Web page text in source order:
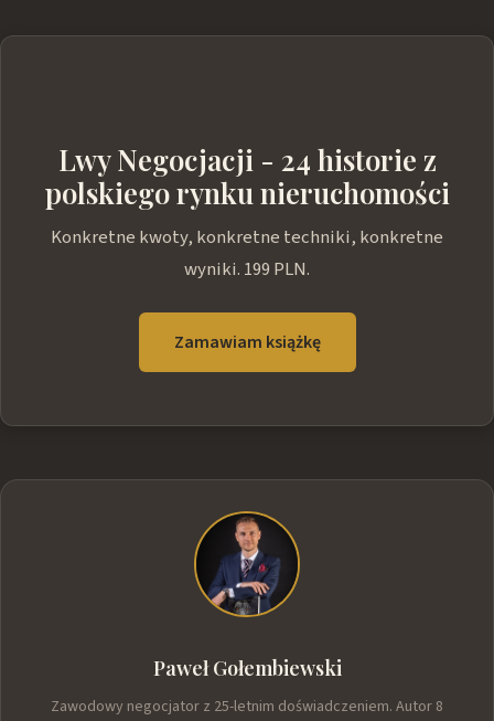
Lwy Negocjacji - 24 historie z
polskiego rynku nieruchomości
Konkretne kwoty, konkretne techniki, konkretne
wyniki. 199 PLN.
Zamawiam książkę
Paweł Gołembiewski
Zawodowy negocjator z 25-letnim doświadczeniem. Autor 8